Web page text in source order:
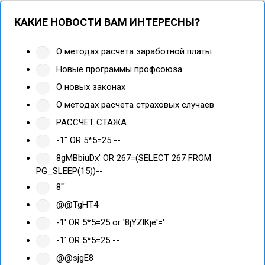
КАКИЕ НОВОСТИ ВАМ ИНТЕРЕСНЫ?
О методах расчета заработной платы
Новые программы профсоюза
О новых законах
О методах расчета страховых случаев
РАССЧЕТ СТАЖА
-1" OR 5*5=25 --
8gMBbiuDx' OR 267=(SELECT 267 FROM
PG_SLEEP(15))--
8'"
@@TgHT4
-1' OR 5*5=25 or '8jYZlKje'='
-1' OR 5*5=25 --
@@sjgE8